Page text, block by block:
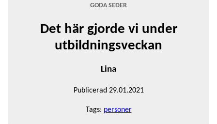
GODA SEDER
Det här gjorde vi under
utbildningsveckan
Lina
Publicerad 29.01.2021
Tags: personer